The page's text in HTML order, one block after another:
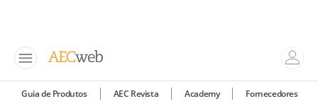
Guia de Produtos AEC Revista Academy Fornecedores